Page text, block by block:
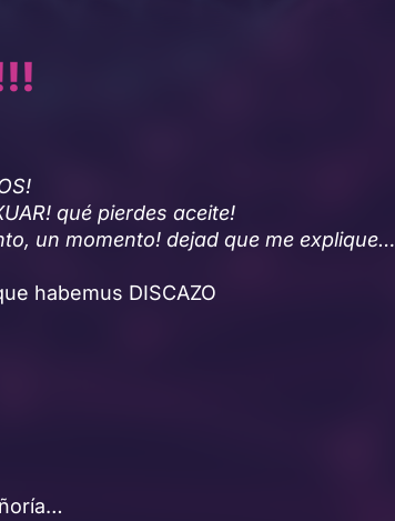
qué pierdes aceite!
un momento! dejad que me explique…
habemus DISCAZO